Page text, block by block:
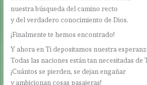
nuestra búsqueda del camino recto
y del verdadero conocimiento de Dios.
¡Finalmente te hemos encontrado!
Y ahora en Ti depositamos nuestra
Todas las naciones están tan necesitadas de
¡Cuántos se pierden, se dejan engañar
y ambicionan cosas pasajeras!